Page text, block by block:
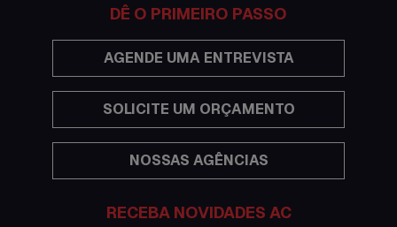
Economia
Estudar no exterior
Eventos
Histórias de intercâmbio
DÊ O PRIMEIRO PASSO
AGENDE UMA ENTREVISTA
SOLICITE UM ORÇAMENTO
NOSSAS AGÊNCIAS
RECEBA NOVIDADES AC